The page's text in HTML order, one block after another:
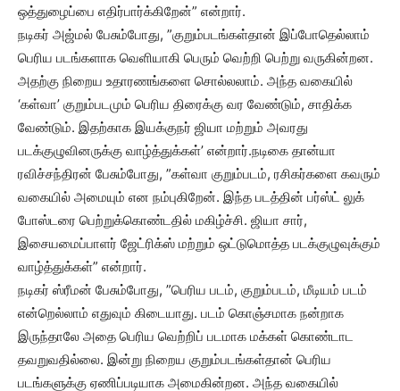
ஒத்துழைப்பை எதிர்பார்க்கிறேன்” என்றார்.
நடிகர் அஜ்மல் பேசும்போது, ”குறும்படங்கள்தான் இப்போதெல்லாம்
பெரிய படங்களாக வெளியாகி பெரும் வெற்றி பெற்று வருகின்றன.
அதற்கு நிறைய உதாரணங்களை சொல்லலாம். அந்த வகையில்
‘கள்வா’ குறும்படமும் பெரிய திரைக்கு வர வேண்டும், சாதிக்க
வேண்டும். இதற்காக இயக்குநர் ஜியா மற்றும் அவரது
படக்குழுவினருக்கு வாழ்த்துக்கள்’ என்றார்.நடிகை தான்யா
ரவிச்சந்திரன் பேசும்போது, ”கள்வா குறும்படம், ரசிகர்களை கவரும்
வகையில் அமையும் என நம்புகிறேன். இந்த படத்தின் பர்ஸ்ட் லுக்
போஸ்டரை பெற்றுக்கொண்டதில் மகிழ்ச்சி. ஜியா சார்,
இசையமைப்பாளர் ஜேட்ரிக்ஸ் மற்றும் ஒட்டுமொத்த படக்குழுவுக்கும்
வாழ்த்துக்கள்” என்றார்.
நடிகர் ஸ்ரீமன் பேசும்போது, ”பெரிய படம், குறும்படம், மீடியம் படம்
என்றெல்லாம் எதுவும் கிடையாது. படம் கொஞ்சமாக நன்றாக
இருந்தாலே அதை பெரிய வெற்றிப் படமாக மக்கள் கொண்டாட
தவறுவதில்லை. இன்று நிறைய குறும்படங்கள்தான் பெரிய
படங்களுக்கு ஏணிப்படியாக அமைகின்றன. அந்த வகையில்